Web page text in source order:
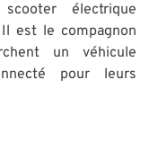
électrique
est le compagnon
un véhicule
pour leurs